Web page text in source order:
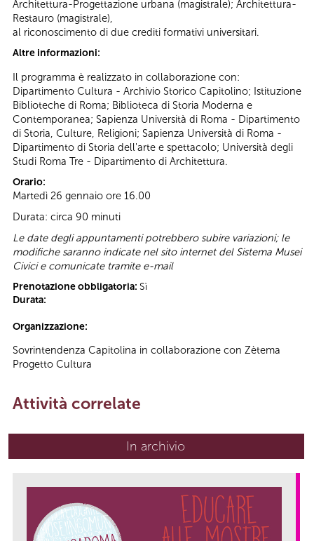
Architettura-Progettazione urbana (magistrale); Architettura-
Restauro (magistrale),
al riconoscimento di due crediti formativi universitari.
Altre informazioni:
Il programma è realizzato in collaborazione con:
Dipartimento Cultura - Archivio Storico Capitolino; Istituzione
Biblioteche di Roma; Biblioteca di Storia Moderna e
Contemporanea; Sapienza Università di Roma - Dipartimento
di Storia, Culture, Religioni; Sapienza Università di Roma -
Dipartimento di Storia dell'arte e spettacolo; Università degli
Studi Roma Tre - Dipartimento di Architettura.
Orario:
Martedì 26 gennaio ore 16.00
Durata: circa 90 minuti
Le date degli appuntamenti potrebbero subire variazioni; le
modifiche saranno indicate nel sito internet del Sistema Musei
Civici e comunicate tramite e-mail
Prenotazione obbligatoria: Sì
Durata:
Organizzazione:
Sovrintendenza Capitolina in collaborazione con Zètema
Progetto Cultura
Attività correlate
In archivio